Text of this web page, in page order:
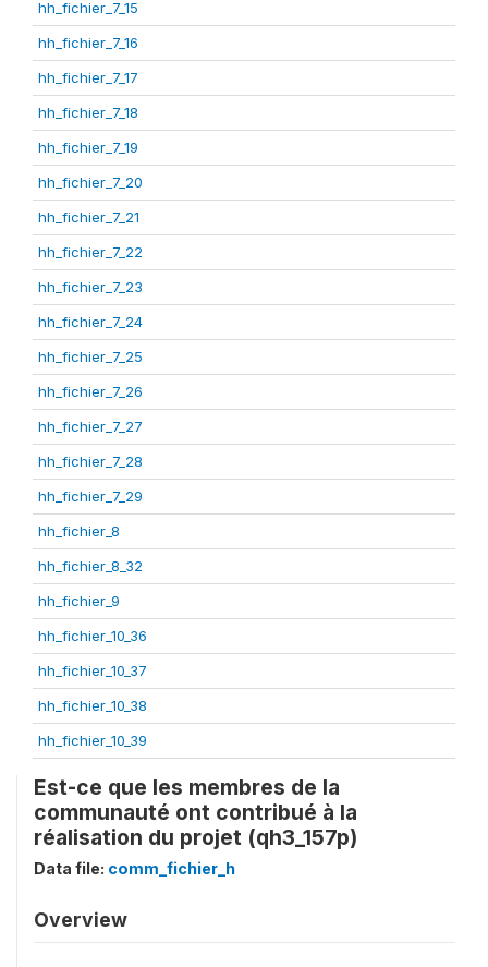
hh_fichier_7_15
hh_fichier_7_16
hh_fichier_7_17
hh_fichier_7_18
hh_fichier_7_19
hh_fichier_7_20
hh_fichier_7_21
hh_fichier_7_22
hh_fichier_7_23
hh_fichier_7_24
hh_fichier_7_25
hh_fichier_7_26
hh_fichier_7_27
hh_fichier_7_28
hh_fichier_7_29
hh_fichier_8
hh_fichier_8_32
hh_fichier_9
hh_fichier_10_36
hh_fichier_10_37
hh_fichier_10_38
hh_fichier_10_39
Est-ce que les membres de la
communauté ont contribué à la
réalisation du projet (qh3_157p)
Data file: comm_fichier_h
Overview